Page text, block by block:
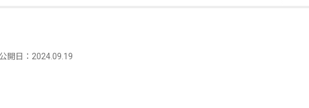
公開日：2024.09.19